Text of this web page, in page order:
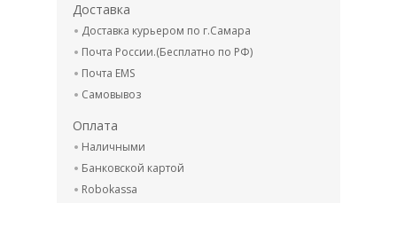
Доставка
Доставка курьером по г.Самара
Почта России.(Бесплатно по РФ)
Почта EMS
Самовывоз
Оплата
Наличными
Банковской картой
Robokassa